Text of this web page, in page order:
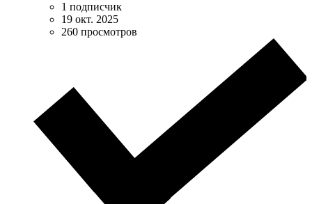
1 подписчик
19 окт. 2025
260 просмотров